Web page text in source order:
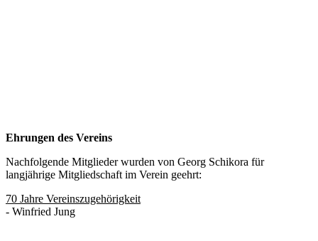
Ehrungen des Vereins
Nachfolgende Mitglieder wurden von Georg Schikora für
langjährige Mitgliedschaft im Verein geehrt:
70 Jahre Vereinszugehörigkeit
- Winfried Jung